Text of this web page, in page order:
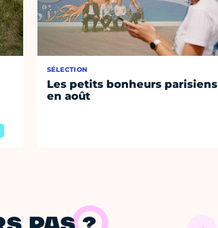
SÉLECTION
Les petits bonheurs parisiens
en août